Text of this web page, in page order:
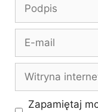
mail
internetowa
Zapamiętaj